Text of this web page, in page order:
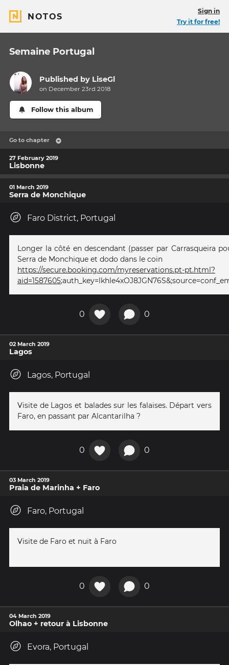
NOTOS
Sign in
Try it for free!
Semaine Portugal
Published by LiseGl
on December 23rd 2018
Follow this album
Go to chapter
27 February 2019
Lisbonne
01 March 2019
Serra de Monchique
Faro District, Portugal
Longer la côté en descendant (passer par Carrasqueira
Serra de Monchique et dodo dans le coin
https://secure.booking.com/myreservations.pt-pt.html?
aid=1587605
0 0
02 March 2019
Lagos
Lagos, Portugal
Visite de Lagos et balades sur les falaises. Départ vers
Faro, en passant par Alcantarilha ?
0 0
03 March 2019
Praia de Marinha + Faro
Faro, Portugal
Visite de Faro et nuit à Faro
0 0
04 March 2019
Olhao + retour à Lisbonne
Evora, Portugal